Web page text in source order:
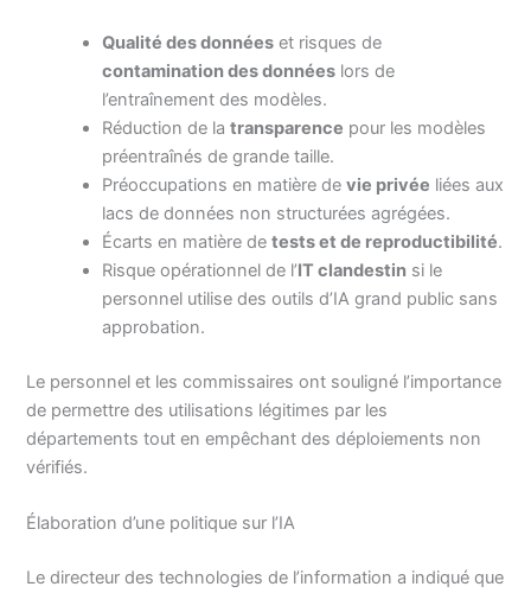
Qualité des données et risques de
contamination des données lors de
l’entraînement des modèles.
Réduction de latransparence pour les modèles
préentraînés de grande taille.
Préoccupations en matière devie privée liées aux
lacs de données non structurées agrégées.
Écarts en matière detests et de reproductibilité.
Risque opérationnel de l’IT clandestin si le
personnel utilise des outils d’IA grand public sans
approbation.
Le personnel et les commissaires ont souligné l’importance
de permettre des utilisations légitimes par les
départements tout en empêchant des déploiements non
vérifiés.
Élaboration d’une politique sur l’IA
Le directeur des technologies de l’information a indiqué que